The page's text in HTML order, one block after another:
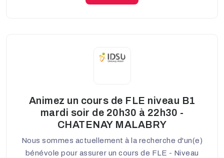
Animez un cours de FLE niveau B1
mardi soir de 20h30 à 22h30 -
CHATENAY MALABRY
Nous sommes actuellement à la recherche d'un(e)
bénévole pour assurer un cours de FLE - Niveau